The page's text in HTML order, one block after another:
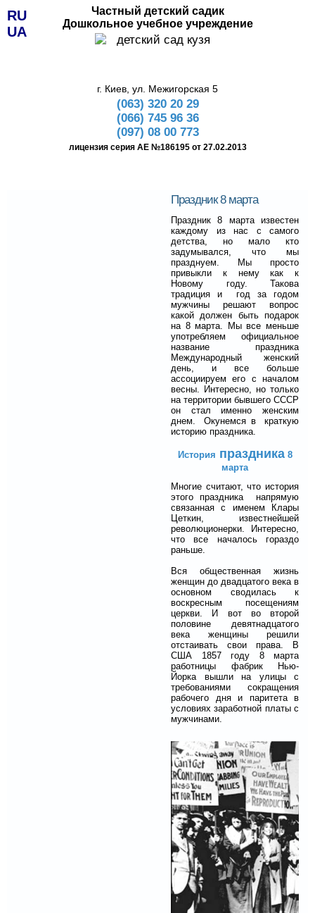
RU
UA
Частный детский садик
Дошкольное учебное учреждение
г. Киев, ул. Межигорская 5
(063) 320 20 29
(066) 745 96 36
(097) 08 00 773
лицензия серия АЕ №186195 от 27.02.2013
Праздник 8 марта
Праздник 8 марта известен
каждому из нас с самого
детства, но мало кто
задумывался, что мы
празднуем. Мы просто
привыкли к нему как к
Новому году. Такова
традиция и год за годом
мужчины решают вопрос
какой должен быть подарок
на 8 марта. Мы все меньше
употребляем официальное
название праздника
Международный женский
день, и все больше
ассоциируем его с началом
весны. Интересно, но только
на территории бывшего СССР
он стал именно женским
днем. Окунемся в краткую
историю праздника.
История праздника8
марта
Многие считают, что история
этого праздника напрямую
связанная с именем Клары
Цеткин, известнейшей
революционерки. Интересно,
что все началось гораздо
раньше.
Вся общественная жизнь
женщин до двадцатого века в
основном сводилась к
воскресным посещениям
церкви. И вот во второй
половине девятнадцатого
века женщины решили
отстаивать свои права. В
США 1857 году 8 марта
работницы фабрик Нью-
Йорка вышли на улицы с
требованиями сокращения
рабочего дня и паритета в
условиях заработной платы с
мужчинами.